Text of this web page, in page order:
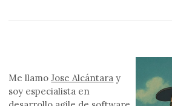
Me llamoJose Alcántara y
soy especialista en